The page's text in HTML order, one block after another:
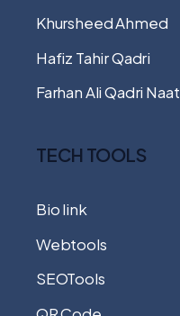
Khursheed Ahmed
Hafiz Tahir Qadri
Farhan Ali Qadri Naat
TECH TOOLS
Bio link
Webtools
SEOTools